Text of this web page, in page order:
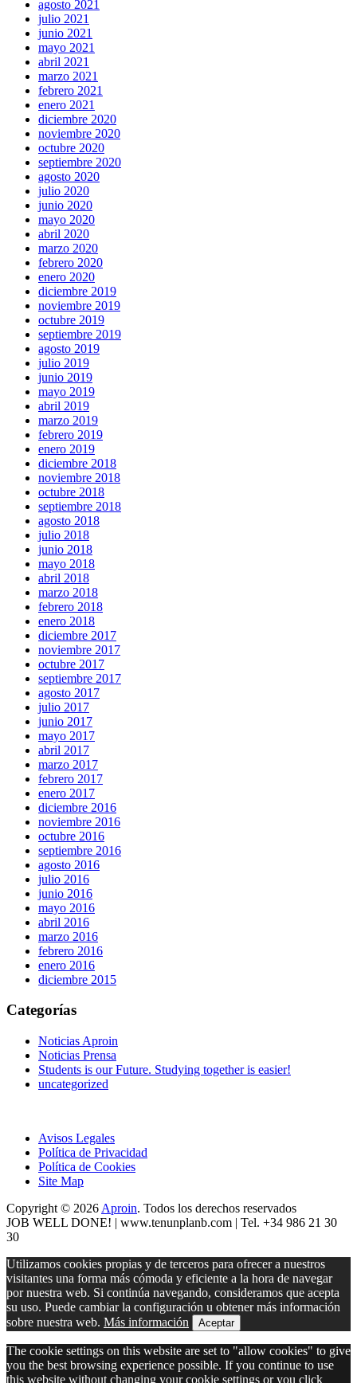
agosto 2021
julio 2021
junio 2021
mayo 2021
abril 2021
marzo 2021
febrero 2021
enero 2021
diciembre 2020
noviembre 2020
octubre 2020
septiembre 2020
agosto 2020
julio 2020
junio 2020
mayo 2020
abril 2020
marzo 2020
febrero 2020
enero 2020
diciembre 2019
noviembre 2019
octubre 2019
septiembre 2019
agosto 2019
julio 2019
junio 2019
mayo 2019
abril 2019
marzo 2019
febrero 2019
enero 2019
diciembre 2018
noviembre 2018
octubre 2018
septiembre 2018
agosto 2018
julio 2018
junio 2018
mayo 2018
abril 2018
marzo 2018
febrero 2018
enero 2018
diciembre 2017
noviembre 2017
octubre 2017
septiembre 2017
agosto 2017
julio 2017
junio 2017
mayo 2017
abril 2017
marzo 2017
febrero 2017
enero 2017
diciembre 2016
noviembre 2016
octubre 2016
septiembre 2016
agosto 2016
julio 2016
junio 2016
mayo 2016
abril 2016
marzo 2016
febrero 2016
enero 2016
diciembre 2015
Categorías
Noticias Aproin
Noticias Prensa
Students is our Future. Studying together is easier!
uncategorized
Avisos Legales
Política de Privacidad
Política de Cookies
Site Map
Copyright © 2026 Aproin. Todos los derechos reservados
JOB WELL DONE! | www.tenunplanb.com | Tel. +34 986 21 30
30
Utilizamos cookies propias y de terceros para ofrecer a nuestros
visitantes una forma más cómoda y eficiente a la hora de navegar
por nuestra web. Si continúa navegando, consideramos que acepta
su uso. Puede cambiar la configuración u obtener más información
sobre nuestra web. Más información Aceptar
The cookie settings on this website are set to "allow cookies" to give
you the best browsing experience possible. If you continue to use
this website without changing your cookie settings or you click